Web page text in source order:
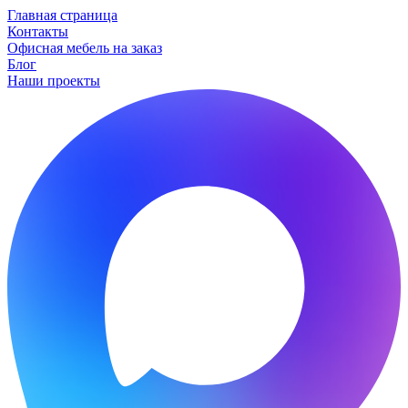
Главная страница
Контакты
Офисная мебель на заказ
Блог
Наши проекты